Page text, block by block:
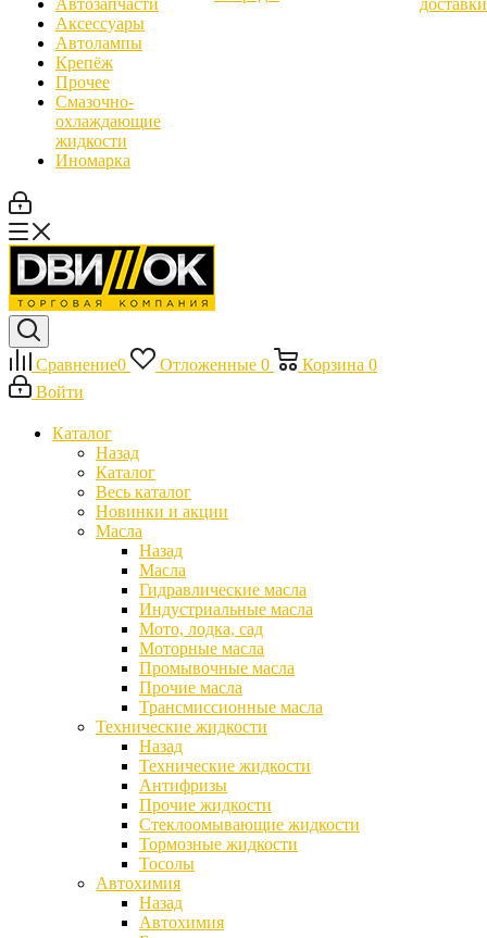
Автозапчасти
Аксессуары
Автолампы
Крепёж
Прочее
Смазочно-
охлаждающие
жидкости
Иномарка
доставки
Сравнение0 Отложенные 0 Корзина 0
Войти
Каталог
Назад
Каталог
Весь каталог
Новинки и акции
Масла
Назад
Масла
Гидравлические масла
Индустриальные масла
Мото, лодка, сад
Моторные масла
Промывочные масла
Прочие масла
Трансмиссионные масла
Технические жидкости
Назад
Технические жидкости
Антифризы
Прочие жидкости
Стеклоомывающие жидкости
Тормозные жидкости
Тосолы
Автохимия
Назад
Автохимия